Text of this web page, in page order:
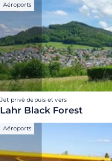
Aéroports
Jet privé depuis et vers
Lahr Black Forest
Aéroports